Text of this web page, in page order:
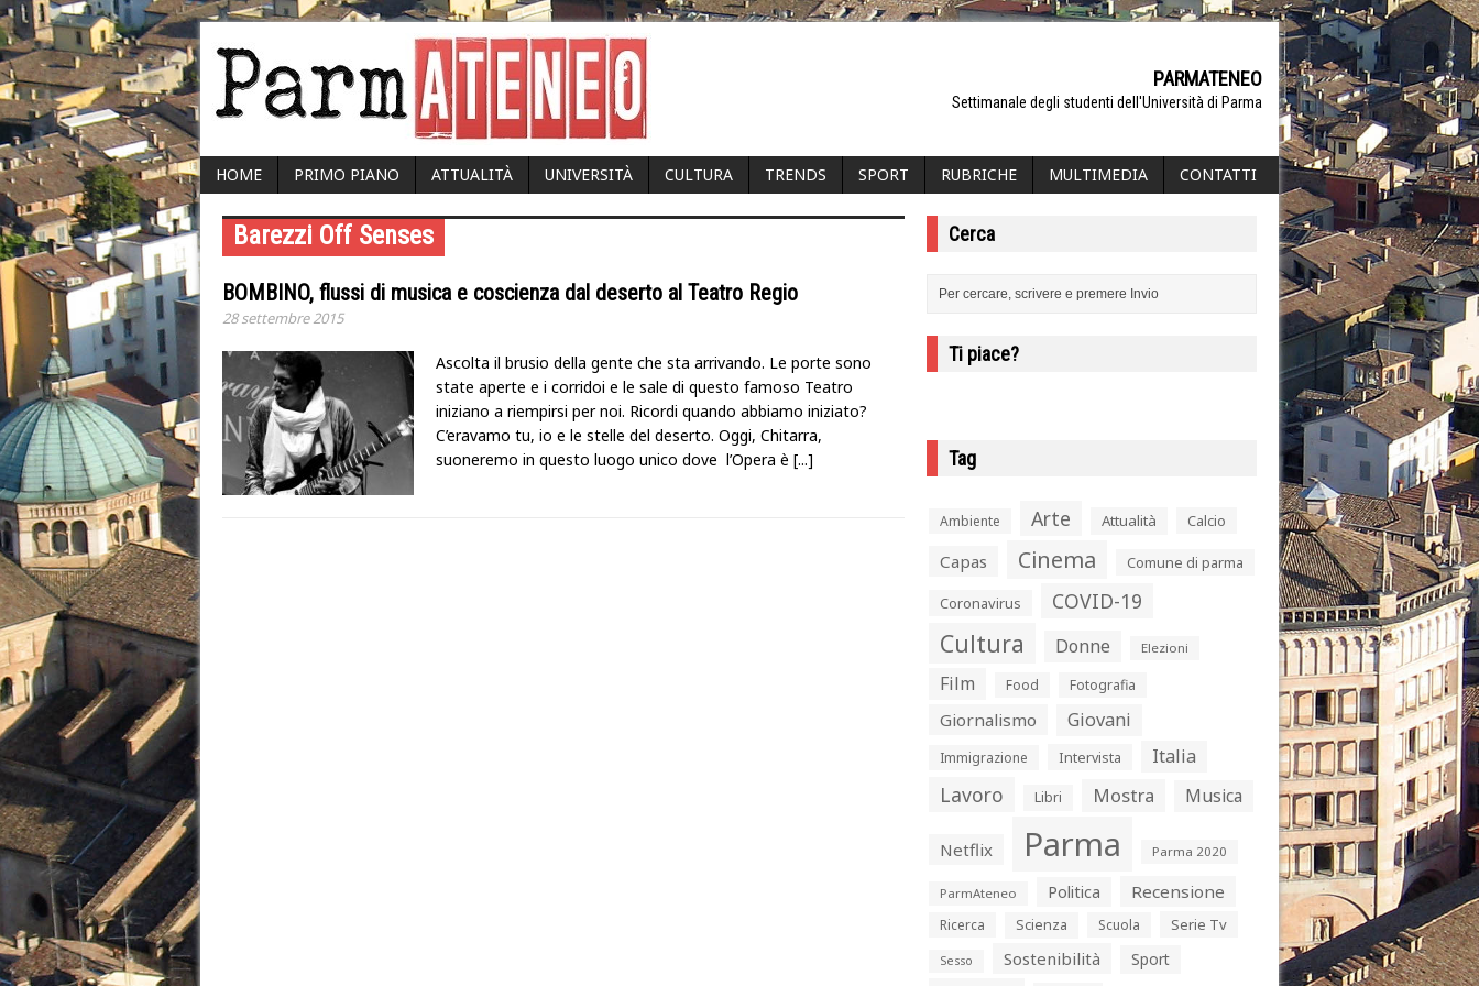
PARMATENEO
Settimanale degli studenti dell'Università di Parma
HOME PRIMO PIANO ATTUALITÀ UNIVERSITÀ CULTURA TRENDS SPORT RUBRICHE MULTIMEDIA CONTATTI
Barezzi Off Senses
BOMBINO, flussi di musica e coscienza dal deserto al Teatro Regio
28 settembre 2015
Ascolta il brusio della gente che sta arrivando. Le porte sono
state aperte e i corridoi e le sale di questo famoso Teatro
iniziano a riempirsi per noi. Ricordi quando abbiamo iniziato?
C’eravamo tu, io e le stelle del deserto. Oggi, Chitarra,
suoneremo in questo luogo unico dove l’Opera è [...]
Cerca
Ti piace?
Tag
Ambiente Arte Attualità Calcio
Capas Cinema Comune di parma
Coronavirus COVID-19
Cultura Donne Elezioni
Film Food Fotografia
Giornalismo Giovani
Immigrazione Intervista Italia
Lavoro Libri Mostra Musica
Netflix Parma Parma 2020
ParmAteneo Politica Recensione
Ricerca Scienza Scuola Serie Tv
Sesso Sostenibilità Sport